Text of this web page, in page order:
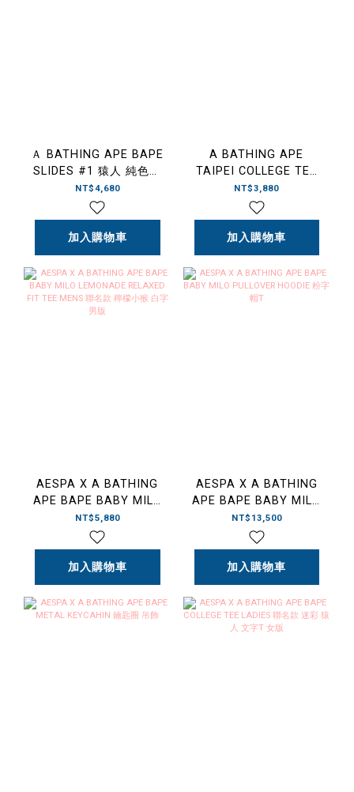
Ａ BATHING APE BAPE
SLIDES #1 猿人 純色迷
彩壓紋 拖鞋
NT$4,680
加入購物車
A BATHING APE
TAIPEI COLLEGE TEE
BAPE 小猿人 台北限定
短T
NT$3,880
加入購物車
AESPA X A BATHING
APE BAPE BABY MILO
LEMONADE RELAXED
FIT TEE MENS 聯名款
檸檬小猴 白字 男版
NT$5,880
加入購物車
AESPA X A BATHING
APE BAPE BABY MILO
PULLOVER HOODIE 粉
字 帽T
NT$13,500
加入購物車